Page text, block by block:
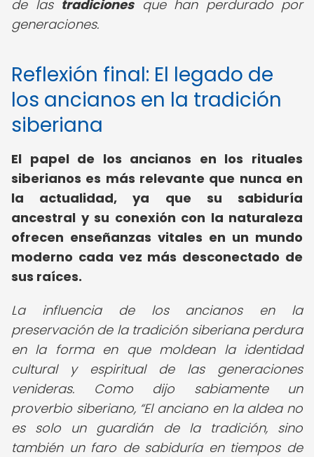
de las tradicionesque han perdurado por
generaciones.
Reflexión final: El legado de
los ancianos en la tradición
siberiana
El papel de los ancianos en los rituales
siberianos es más relevante que nunca en
la actualidad, ya que su sabiduría
ancestral y su conexión con la naturaleza
ofrecen enseñanzas vitales en un mundo
moderno cada vez más desconectado de
sus raíces.
La influencia de los ancianos en la
preservación de la tradición siberiana perdura
en la forma en que moldean la identidad
cultural y espiritual de las generaciones
venideras. Como dijo sabiamente un
proverbio siberiano, El anciano en la aldea no
es solo un guardián de la tradición, sino
también un faro de sabiduría en tiempos de